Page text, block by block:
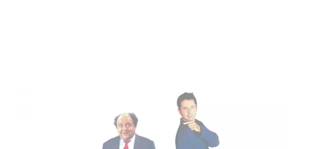
"The Dinner Game" Turns 27: A Look Back at a Cult
Classic with Global Success